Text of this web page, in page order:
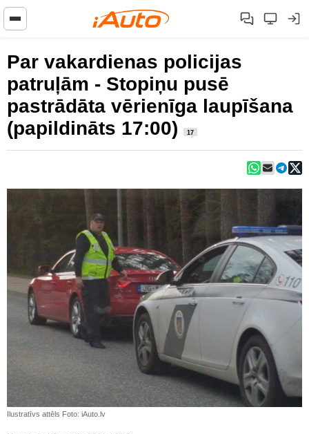
Par vakardienas policijas
patruļām - Stopiņu pusē
pastrādāta vērienīga laupīšana
(papildināts 17:00)
17
Ilustratīvs attēls Foto: iAuto.lv